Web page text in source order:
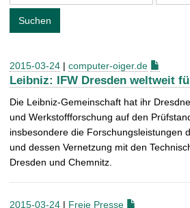
e
h
:
Suchen
2015-03-24 | computer-oiger.de
Leibniz: IFW Dresden weltweit
Die Leibniz-Gemeinschaft hat ihr
und Werkstoffforschung auf den
insbesondere die Forschungsleistungen
und dessen Vernetzung mit den
Dresden und Chemnitz.
2015-03-24 | Freie Presse